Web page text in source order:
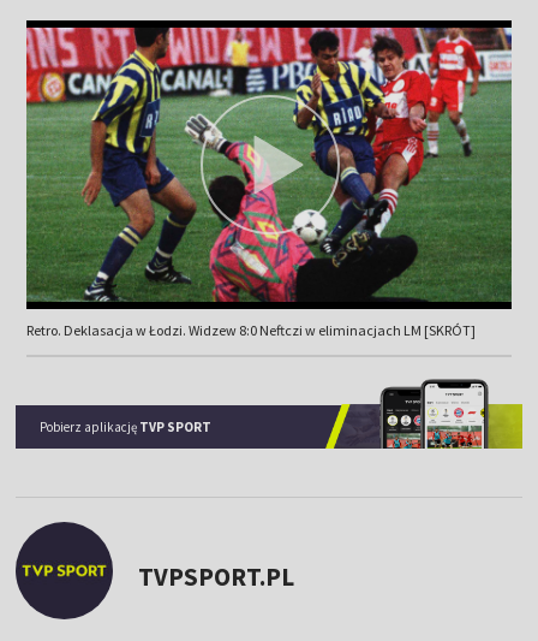
Retro. Deklasacja w Łodzi. Widzew 8:0 Neftczi w eliminacjach LM [SKRÓT]
Pobierz aplikację TVP SPORT
TVPSPORT.PL